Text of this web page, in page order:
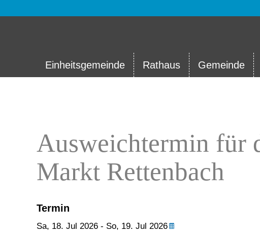
Einheitsgemeinde Rathaus Gemeinde
Ausweichtermin für
Markt Rettenbach
Termin
Sa, 18. Jul 2026 - So, 19. Jul 2026